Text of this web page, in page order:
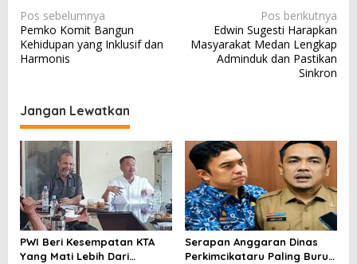
N
a
v
g
a
s
i
p
o
s
Pos sebelumnya
Pemko Komit Bangun
Kehidupan yang Inklusif dan
Harmonis
Pos berikutnya
Edwin Sugesti Harapkan
Masyarakat Medan Lengkap
Adminduk dan Pastikan
Sinkron
Jangan Lewatkan
PWI Beri Kesempatan KTA
Yang Mati Lebih Dari
Serapan Anggaran Dinas
Perkimcikataru Paling Buruk,